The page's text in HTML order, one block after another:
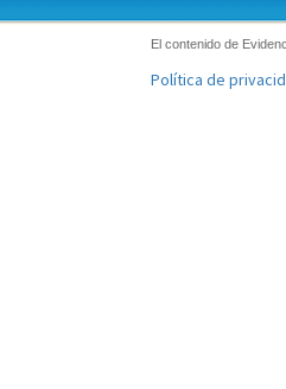
El contenido de
Política de